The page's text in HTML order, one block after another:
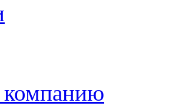
компанию